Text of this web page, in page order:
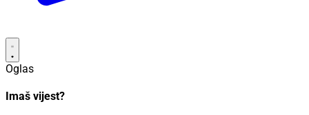
Oglas
Imaš vijest?